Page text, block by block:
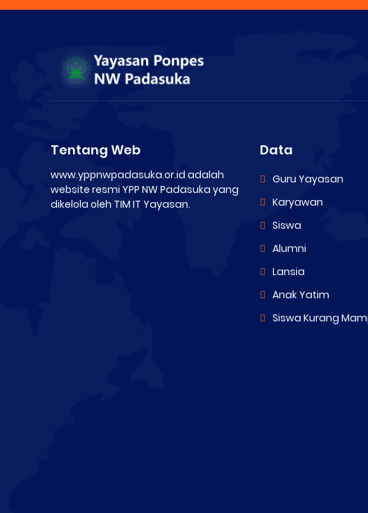
Tentang Web
www.yppnwpadasuka.or.id adalah
website resmi YPP NW Padasuka yang
dikelola oleh TIM IT Yayasan.
Data
Guru Yayasan
Karyawan
Siswa
Alumni
Lansia
Anak Yatim
Siswa Kurang